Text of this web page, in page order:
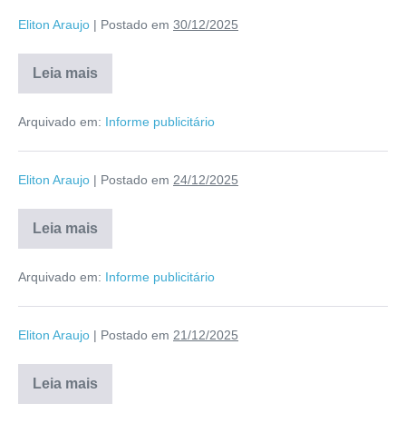
Eliton Araujo | Postado em 30/12/2025
Leia mais
Arquivado em: Informe publicitário
Eliton Araujo | Postado em 24/12/2025
Leia mais
Arquivado em: Informe publicitário
Eliton Araujo | Postado em 21/12/2025
Leia mais